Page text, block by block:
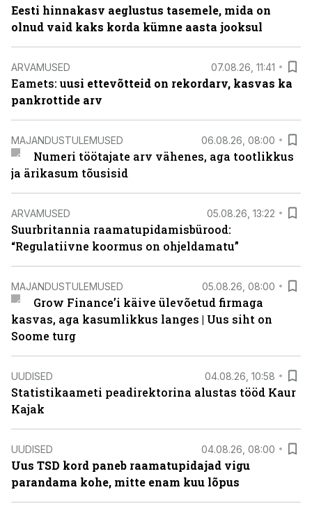
Eesti hinnakasv aeglustus tasemele, mida on
olnud vaid kaks korda kümne aasta jooksul
ARVAMUSED 07.08.26, 11:41
Eamets: uusi ettevõtteid on rekordarv, kasvas ka
pankrottide arv
MAJANDUSTULEMUSED 06.08.26, 08:00
Numeri töötajate arv vähenes, aga tootlikkus
ja ärikasum tõusisid
ARVAMUSED 05.08.26, 13:22
Suurbritannia raamatupidamisbürood:
“Regulatiivne koormus on ohjeldamatu”
MAJANDUSTULEMUSED 05.08.26, 08:00
Grow Finance’i käive ülevõetud firmaga
kasvas, aga kasumlikkus langes | Uus siht on
Soome turg
UUDISED 04.08.26, 10:58
Statistikaameti peadirektorina alustas tööd Kaur
Kajak
UUDISED 04.08.26, 08:00
Uus TSD kord paneb raamatupidajad vigu
parandama kohe, mitte enam kuu lõpus